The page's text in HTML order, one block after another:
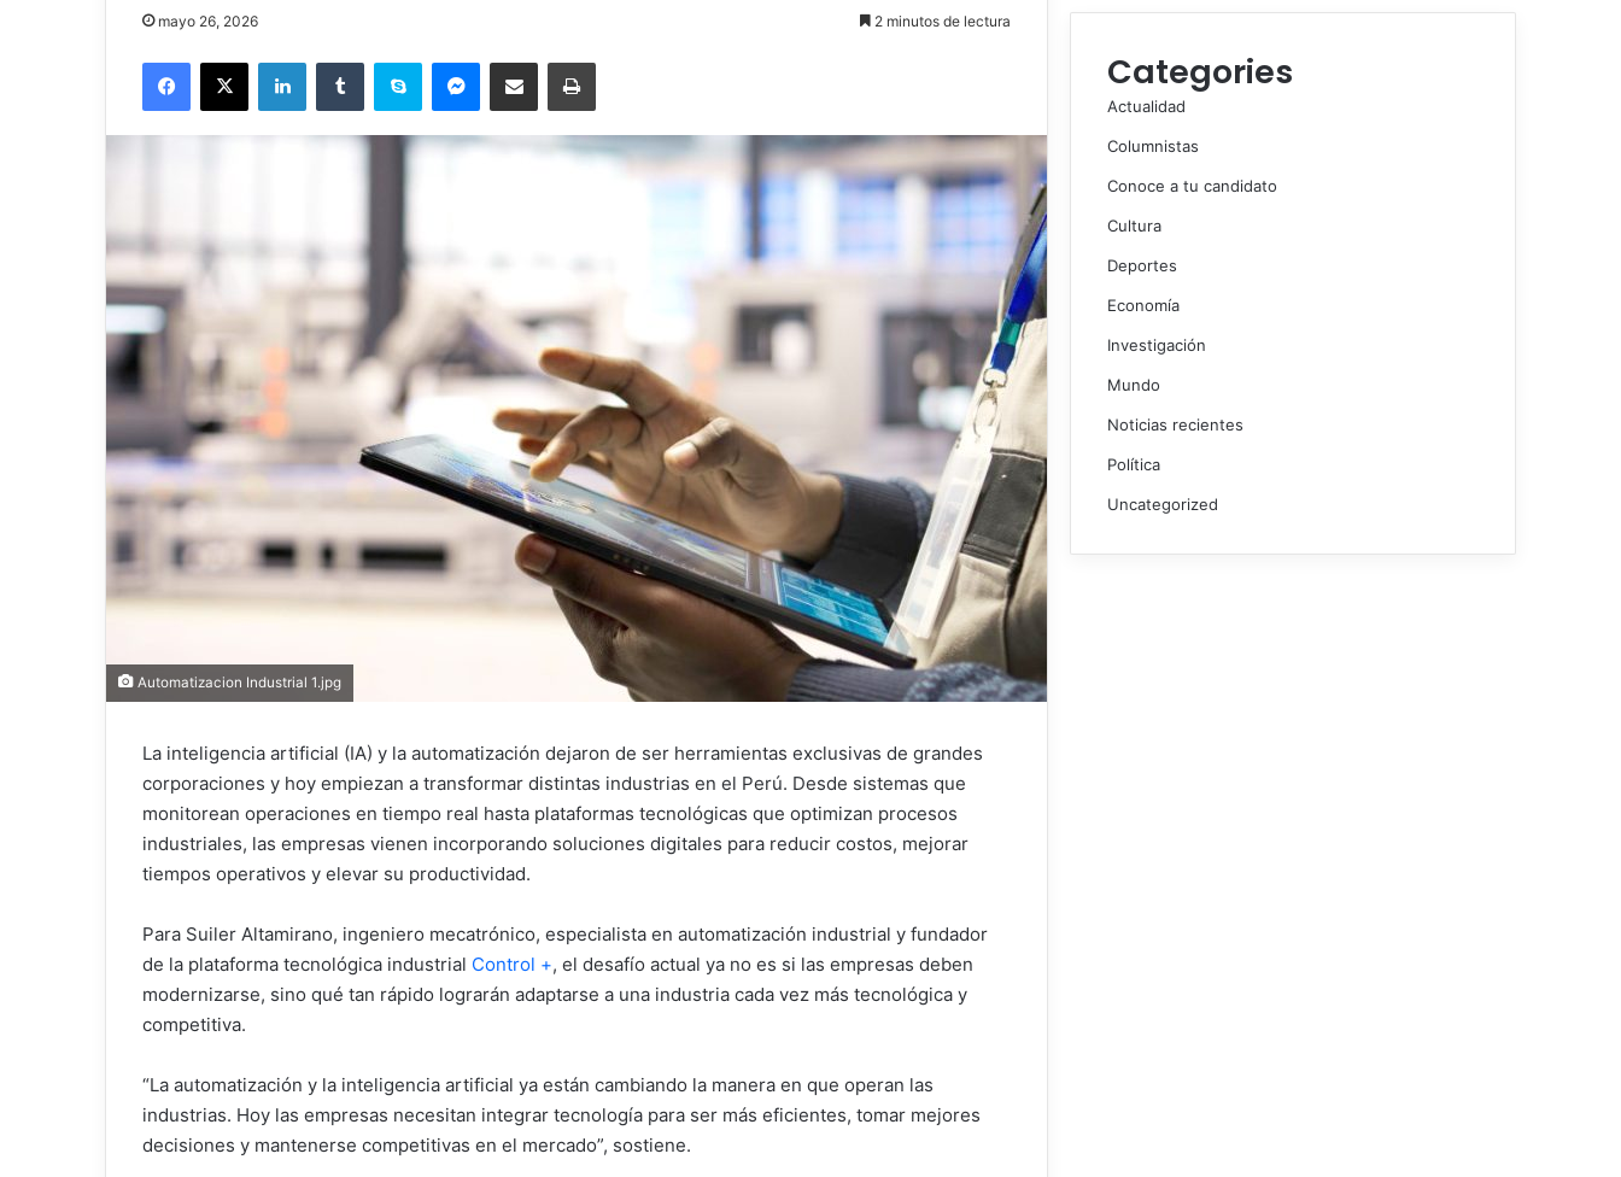
mayo 26, 2026 2 minutos de lectura
Automatizacion Industrial 1.jpg
La inteligencia artificial (IA) y la automatización dejaron de ser herramientas exclusivas de grandes
corporaciones y hoy empiezan a transformar distintas industrias en el Perú. Desde sistemas que
monitorean operaciones en tiempo real hasta plataformas tecnológicas que optimizan procesos
industriales, las empresas vienen incorporando soluciones digitales para reducir costos, mejorar
tiempos operativos y elevar su productividad.
Para Suiler Altamirano, ingeniero mecatrónico, especialista en automatización industrial y fundador
de la plataforma tecnológica industrial Control +, el desafío actual ya no es si las empresas deben
modernizarse, sino qué tan rápido lograrán adaptarse a una industria cada vez más tecnológica y
competitiva.
“La automatización y la inteligencia artificial ya están cambiando la manera en que operan las
industrias. Hoy las empresas necesitan integrar tecnología para ser más eficientes, tomar mejores
decisiones y mantenerse competitivas en el mercado”, sostiene.
Categories
Actualidad
Columnistas
Conoce a tu candidato
Cultura
Deportes
Economía
Investigación
Mundo
Noticias recientes
Política
Uncategorized